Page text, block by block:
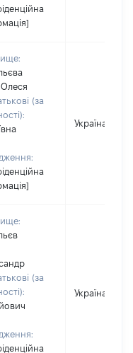
Олеся
(за
Україна
(за
Україна